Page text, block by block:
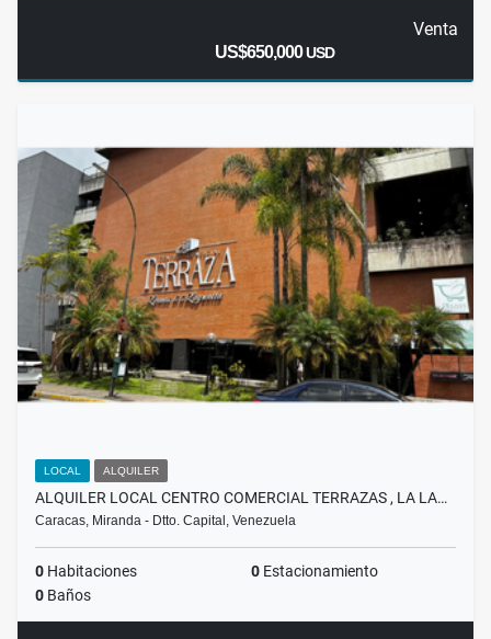
Venta
US$650,000USD
LOCAL ALQUILER
ALQUILER LOCAL CENTRO COMERCIAL TERRAZAS , LA LA…
Caracas, Miranda - Dtto. Capital, Venezuela
0 Habitaciones 0 Estacionamiento
0 Baños